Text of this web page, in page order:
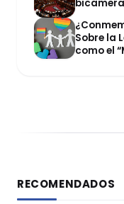
Sobre la
como el
RECOMENDADOS
DERECHO REGISTRAL